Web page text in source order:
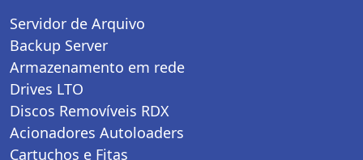
Servidor de Arquivo
Backup Server
Armazenamento em rede
Drives LTO
Discos Removíveis RDX
Acionadores Autoloaders
Cartuchos e Fitas